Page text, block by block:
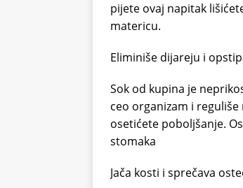
pijete ovaj napitak
matericu.
Eliminiše dijareju i
Sok od kupina je
ceo organizam i
osetićete poboljšanje.
stomaka
Jača kosti i sprečava